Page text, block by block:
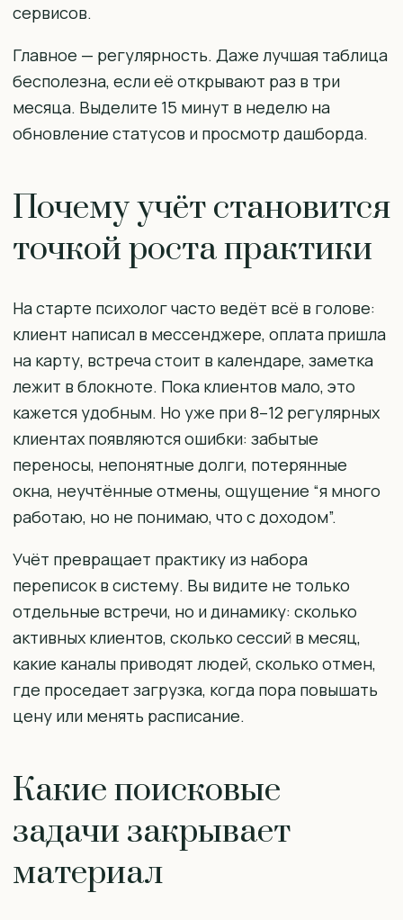
сервисов.
Главное — регулярность. Даже лучшая таблица
бесполезна, если её открывают раз в три
месяца. Выделите 15 минут в неделю на
обновление статусов и просмотр дашборда.
Почему учёт становится
точкой роста практики
На старте психолог часто ведёт всё в голове:
клиент написал в мессенджере, оплата пришла
на карту, встреча стоит в календаре, заметка
лежит в блокноте. Пока клиентов мало, это
кажется удобным. Но уже при 8–12 регулярных
клиентах появляются ошибки: забытые
переносы, непонятные долги, потерянные
окна, неучтённые отмены, ощущение “я много
работаю, но не понимаю, что с доходом”.
Учёт превращает практику из набора
переписок в систему. Вы видите не только
отдельные встречи, но и динамику: сколько
активных клиентов, сколько сессий в месяц,
какие каналы приводят людей, сколько отмен,
где проседает загрузка, когда пора повышать
цену или менять расписание.
Какие поисковые
задачи закрывает
материал